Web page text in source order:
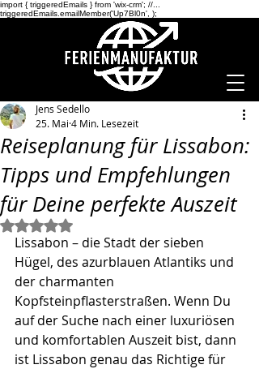
import { triggeredEmails } from 'wix-crm'; //...
triggeredEmails.emailMember('Up7Bl0n', );
Reiseplanung für Lissabon:
Tipps und Empfehlungen
für Deine perfekte Auszeit
Jens Sedello
25. Mai 4 Min. Lesezeit
Mit NaN von 5 Sternen bewertet.
Lissabon – die Stadt der sieben
Hügel, des azurblauen Atlantiks und
der charmanten
Kopfsteinpflasterstraßen. Wenn Du
auf der Suche nach einer luxuriösen
und komfortablen Auszeit bist, dann
ist Lissabon genau das Richtige für